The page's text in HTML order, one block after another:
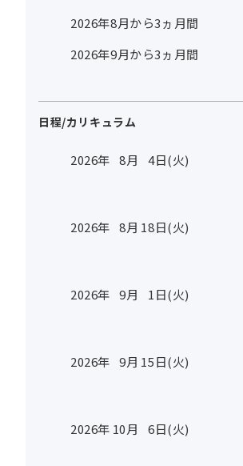
2026年8月から3ヵ月間
2026年9月から3ヵ月間
日程/カリキュラム
2026年 8月 4日(火)
2026年 8月 18日(火)
2026年 9月 1日(火)
2026年 9月 15日(火)
2026年 10月 6日(火)